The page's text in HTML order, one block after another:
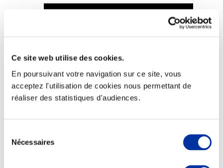
Ce site web utilise des cookies.
En poursuivant votre navigation sur ce site, vous
acceptez l'utilisation de cookies nous permettant de
réaliser des statistiques d'audiences.
Nécessaires
Viande et climat
Valorisation de l’herbe
Autonomie des élevages
Qualité air, eau, sols
Economie de ressources